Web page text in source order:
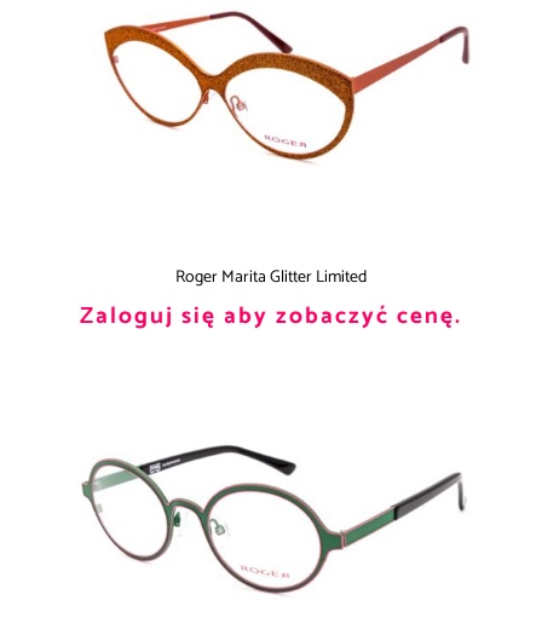
Roger Marita Glitter Limited
Zaloguj się aby zobaczyć cenę.